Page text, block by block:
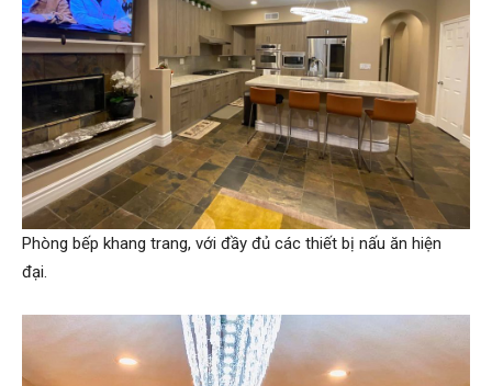
Phòng bếp khang trang, với đầy đủ các thiết bị nấu ăn hiện
đại.